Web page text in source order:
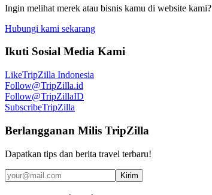
Ingin melihat merek atau bisnis kamu di website kami?
Hubungi kami sekarang
Ikuti Sosial Media Kami
LikeTripZilla Indonesia
Follow@TripZilla.id
Follow@TripZillaID
SubscribeTripZilla
Berlangganan Milis TripZilla
Dapatkan tips dan berita travel terbaru!
Kirim